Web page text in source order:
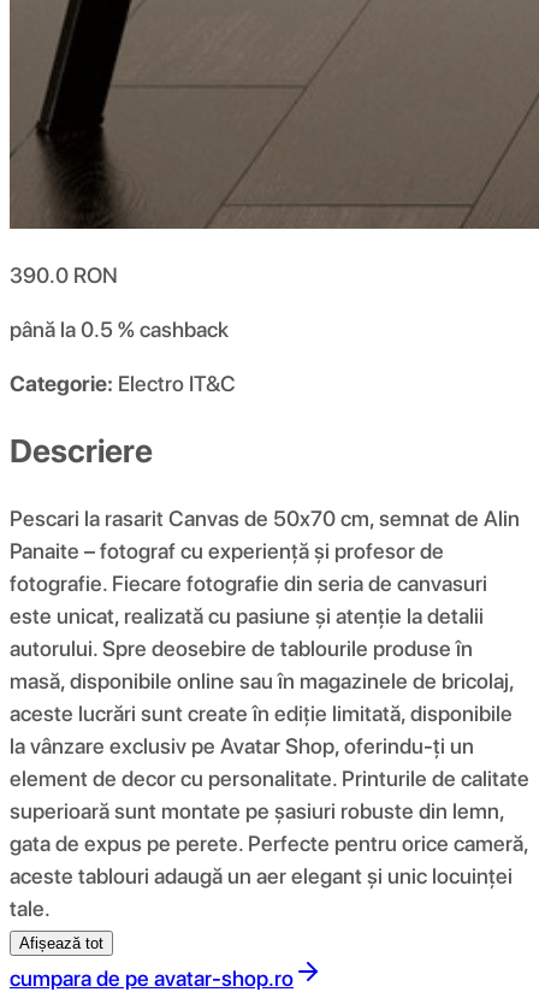
390.0 RON
până la 0.5 %cashback
Categorie: Electro IT&C
Descriere
Pescari la rasarit Canvas de 50x70 cm, semnat de Alin
Panaite – fotograf cu experiență și profesor de
fotografie. Fiecare fotografie din seria de canvasuri
este unicat, realizată cu pasiune și atenție la detalii
autorului. Spre deosebire de tablourile produse în
masă, disponibile online sau în magazinele de bricolaj,
aceste lucrări sunt create în ediție limitată, disponibile
la vânzare exclusiv pe Avatar Shop, oferindu-ți un
element de decor cu personalitate. Printurile de calitate
superioară sunt montate pe șasiuri robuste din lemn,
gata de expus pe perete. Perfecte pentru orice cameră,
aceste tablouri adaugă un aer elegant și unic locuinței
tale.
Afișează tot
cumpara de pe avatar-shop.ro